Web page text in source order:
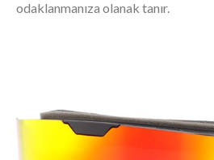
odaklanmanıza olanak tanır.